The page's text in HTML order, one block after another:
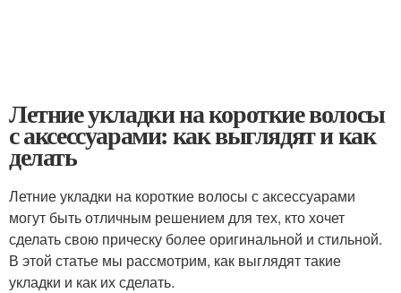
Летние укладки на короткие волосы
с аксессуарами: как выглядят и как
делать
Летние укладки на короткие волосы с аксессуарами
могут быть отличным решением для тех, кто хочет
сделать свою прическу более оригинальной и стильной.
В этой статье мы рассмотрим, как выглядят такие
укладки и как их сделать.